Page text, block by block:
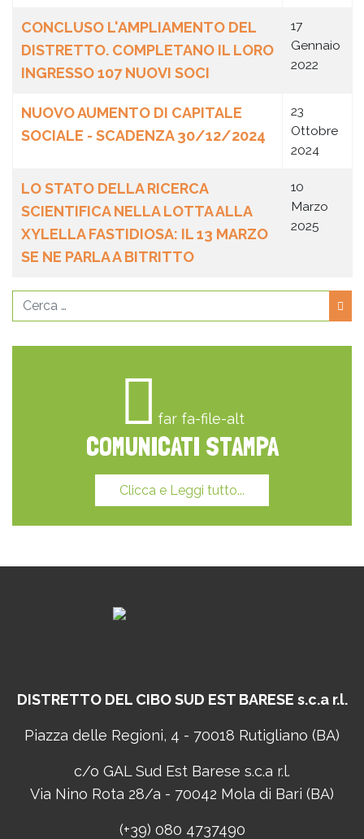
CONCLUSO L'AMPLIAMENTO DEL
DISTRETTO. COMPLETANO IL LORO
INGRESSO 107 NUOVI SOCI
17
Gennaio
2022
NUOVO AUMENTO DI CAPITALE
SOCIALE - SCADENZA 30/12/2024
23
Ottobre
2024
LO STATO DELLA RICERCA
SCIENTIFICA NELLA LOTTA ALLA
XYLELLA FASTIDIOSA: IL 13 MARZO
SE NE PARLA A BITRITTO
10
Marzo
2025
Cerca
far fa-file-alt
COMUNICATI STAMPA
Clicca e Leggi tutto...
DISTRETTO DEL CIBOSUD EST BARESE s.c.a r.l.
Piazza delle Regioni, 4 - 70018 Rutigliano (BA)
c/o GAL Sud Est Barese s.c.a r.l.
Via Nino Rota 28/a - 70042 Mola di Bari (BA)
(+39) 080 4737490